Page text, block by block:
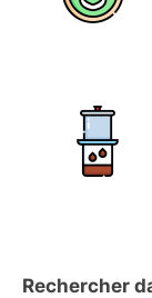
Rechercher